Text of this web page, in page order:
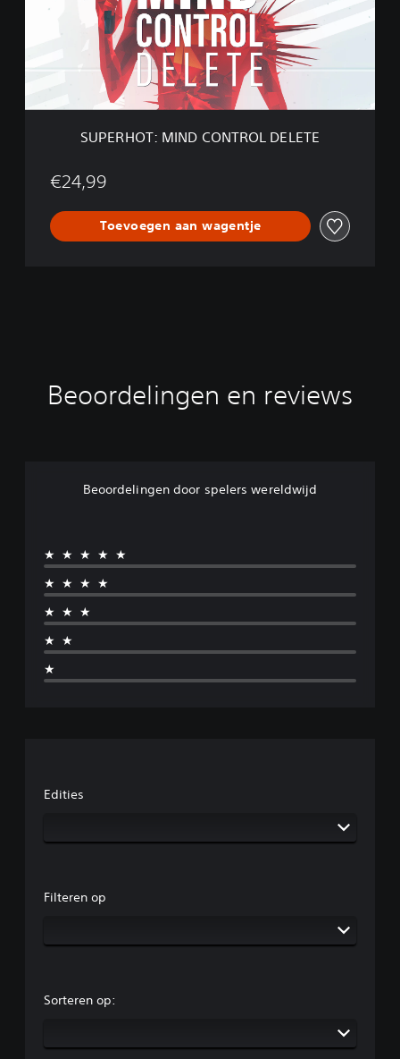
M
N
SUPERHOT: MIND CONTROL DELETE
€24,99
Toevoegen aan wagentje
Beoordelingen en reviews
Beoordelingen door spelers wereldwijd
★★★★★
★★★★
★★★
★★
★
Edities
Filteren op
Sorteren op: